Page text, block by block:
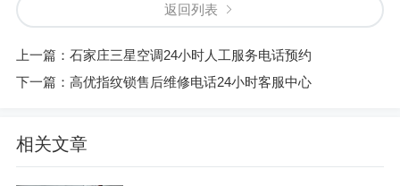
返回列表
上一篇： 石家庄三星空调24小时人工服务电话预约
下一篇： 高优指纹锁售后维修电话24小时客服中心
相关文章